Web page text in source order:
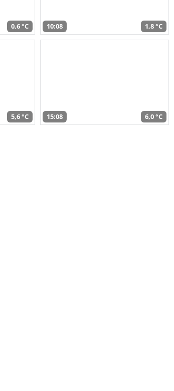
0,6 °C 10:08 1,8 °C
5,6 °C 15:08 6,0 °C